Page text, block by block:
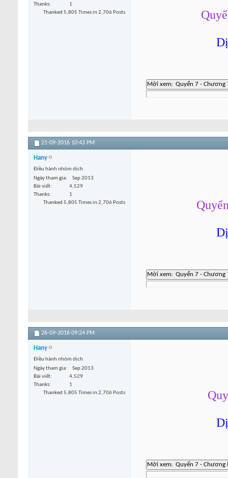
Thanks
1
Thanked 5,805 Times in 2,706 Posts
21-09-2016 10:43 PM
Hany
Điều hành nhóm dịch
Ngày tham gia
Sep 2013
Bài viết
4,529
Thanks
1
Thanked 5,805 Times in 2,706 Posts
26-09-2016 09:24 PM
Hany
Điều hành nhóm dịch
Ngày tham gia
Sep 2013
Bài viết
4,529
Thanks
1
Thanked 5,805 Times in 2,706 Posts